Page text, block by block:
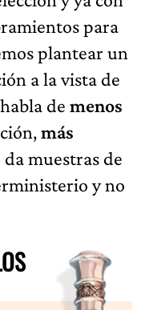
para
plantear un
a la vista de
de menos
más
da muestras de
y no